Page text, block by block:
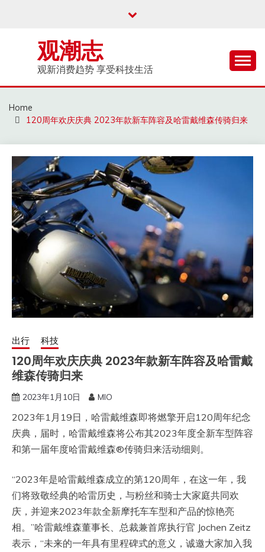
观潮志
观新消费趋势 享受科技生活
Home
120周年欢庆庆典 2023年款新车阵容及哈雷戴维森传骑归来
出行 科技
120周年欢庆庆典 2023年款新车阵容及哈雷戴
维森传骑归来
2023年1月10日 MIO
2023年1月19日，哈雷戴维森即将燃擎开启120周年纪念
庆典，届时，哈雷戴维森将公布其2023年度全新车型阵容
和第一届年度哈雷戴维森®传骑归来活动细则。
“2023年是哈雷戴维森成立的第120周年，在这一年，我
们将致敬经典的哈雷历史，与粉丝和骑士大家庭共同欢
庆，并迎来2023年款全新摩托车车型和产品的惊艳亮
相。”哈雷戴维森董事长、总裁兼首席执行官 Jochen Zeitz
表示，“未来的一年具有里程碑式的意义，诚邀大家加入我